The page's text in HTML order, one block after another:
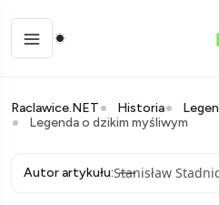
Raclawice.NET Historia
Legenda o dzikim myśliwym
Autor artykułu:Stanisław